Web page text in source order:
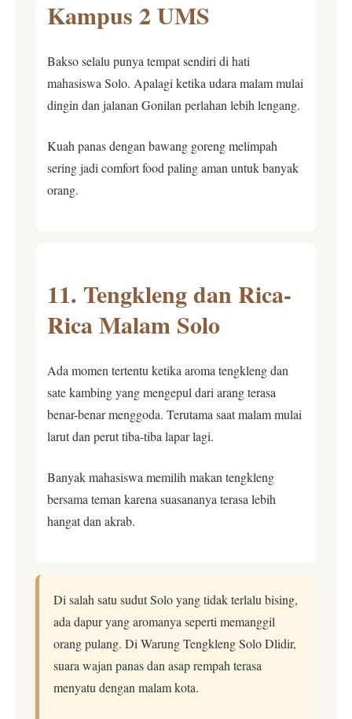
Kampus 2 UMS
Bakso selalu punya tempat sendiri di hati
mahasiswa Solo. Apalagi ketika udara malam mulai
dingin dan jalanan Gonilan perlahan lebih lengang.
Kuah panas dengan bawang goreng melimpah
sering jadi comfort food paling aman untuk banyak
orang.
11. Tengkleng dan Rica-
Rica Malam Solo
Ada momen tertentu ketika aroma tengkleng dan
sate kambing yang mengepul dari arang terasa
benar-benar menggoda. Terutama saat malam mulai
larut dan perut tiba-tiba lapar lagi.
Banyak mahasiswa memilih makan tengkleng
bersama teman karena suasananya terasa lebih
hangat dan akrab.
Di salah satu sudut Solo yang tidak terlalu bising,
ada dapur yang aromanya seperti memanggil
orang pulang. Di Warung Tengkleng Solo Dlidir,
suara wajan panas dan asap rempah terasa
menyatu dengan malam kota.